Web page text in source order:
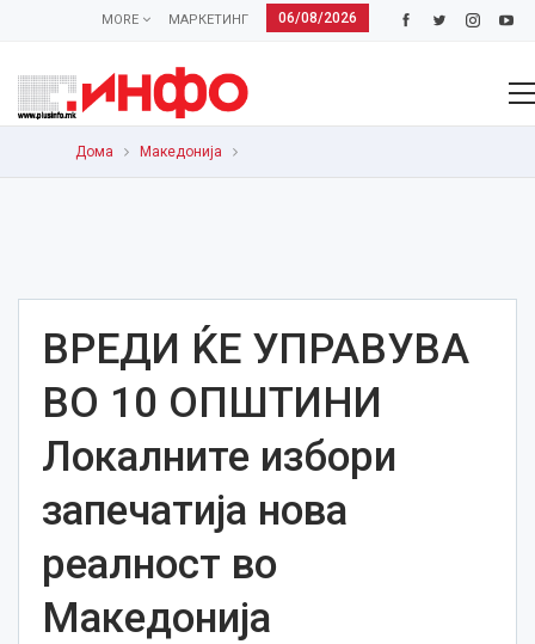
06/08/2026
МАРКЕТИНГ
MORE
Дома Македонија
ВРЕДИ ЌЕ УПРАВУВА
ВО 10 ОПШТИНИ
Локалните избори
запечатија нова
реалност во
Македонија